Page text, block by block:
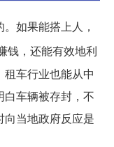
如果能搭上人，
钱，还能有效地利
车行业也能从中
车辆被存封，不
当地政府反应是